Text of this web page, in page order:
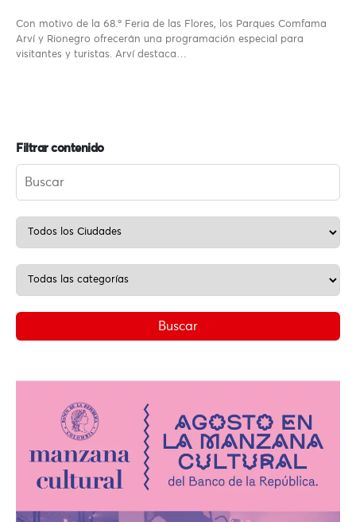
Con motivo de la 68.ª Feria de las Flores, los Parques Comfama
Arví y Rionegro ofrecerán una programación especial para
visitantes y turistas. Arví destaca…
Filtrar contenido